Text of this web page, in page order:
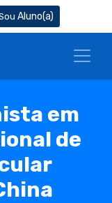
Aluno(a)
em
de